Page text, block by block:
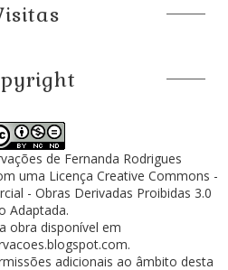
de Fernanda Rodrigues
uma LicençaCreative Commons -
- Obras Derivadas Proibidas 3.0
Adaptada.
obra disponível em
.
adicionais ao âmbito desta